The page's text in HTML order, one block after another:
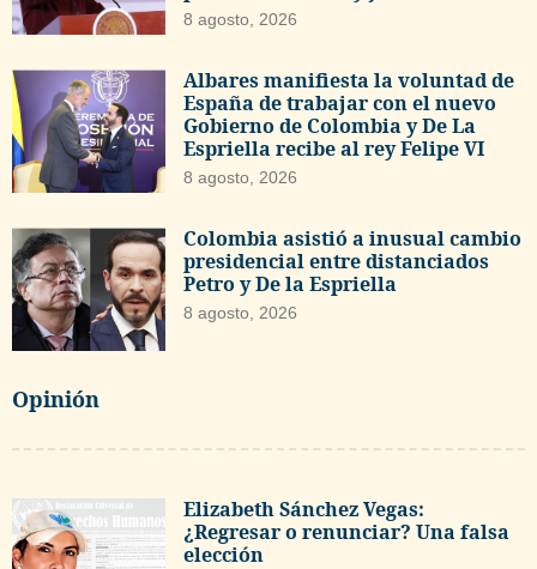
8 agosto, 2026
Albares manifiesta la voluntad de
España de trabajar con el nuevo
Gobierno de Colombia y De La
Espriella recibe al rey Felipe VI
8 agosto, 2026
Colombia asistió a inusual cambio
presidencial entre distanciados
Petro y De la Espriella
8 agosto, 2026
Opinión
Elizabeth Sánchez Vegas:
¿Regresar o renunciar? Una falsa
elección